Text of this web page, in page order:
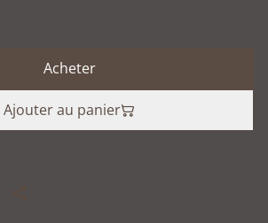
Acheter
Ajouter au panier